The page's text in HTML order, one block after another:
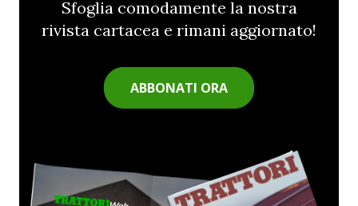
Sfoglia comodamente la nostra
rivista cartacea e rimani aggiornato!
ABBONATI ORA